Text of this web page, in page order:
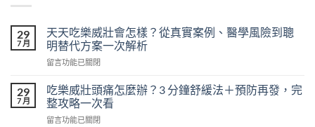
29
7 月
天天吃樂威壯會怎樣？從真實案例、醫學風險到聰
明替代方案一次解析
在
天
吃
樂
威
留言功能已關閉
29
7 月
吃樂威壯頭痛怎麼辦？3 分鐘舒緩法＋預防再發，完
整攻略一次看
在
留言功能已關閉